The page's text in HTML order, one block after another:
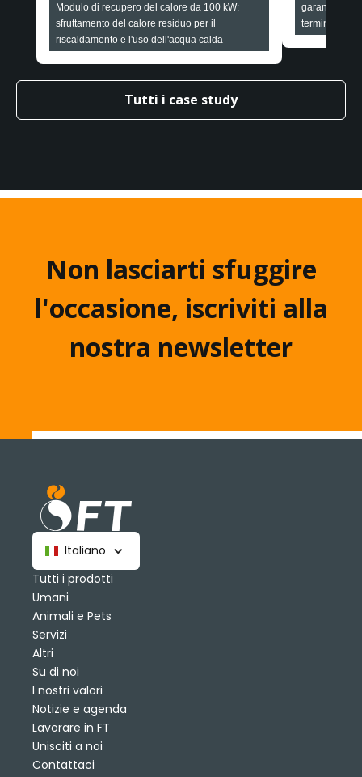
Modulo di recupero del calore da 100 kW:
sfruttamento del calore residuo per il
riscaldamento e l'uso dell'acqua calda
garanzia di
termine
Tutti i case study
Non lasciarti sfuggire
l'occasione, iscriviti alla
nostra newsletter
Italiano
Tutti i prodotti
Umani
Animali e Pets
Servizi
Altri
Su di noi
I nostri valori
Notizie e agenda
Lavorare in FT
Unisciti a noi
Contattaci